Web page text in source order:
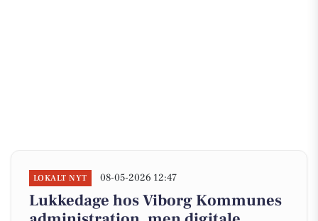
LOKALT NYT 08-05-2026 12:47
Lukke­dage hos Viborg Kommunes